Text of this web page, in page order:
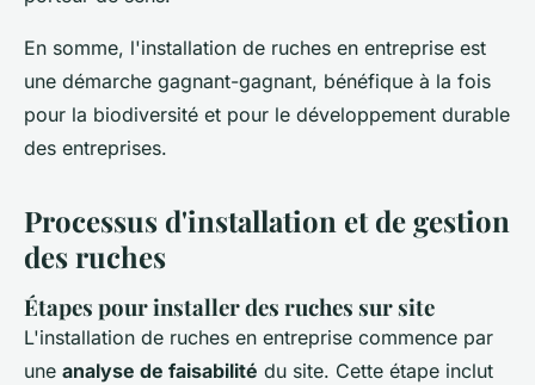
En somme, l'installation de ruches en entreprise est
une démarche gagnant-gagnant, bénéfique à la fois
pour la biodiversité et pour le développement durable
des entreprises.
Processus d'installation et de gestion
des ruches
Étapes pour installer des ruches sur site
L'installation de ruches en entreprise commence par
une analyse de faisabilité du site. Cette étape inclut